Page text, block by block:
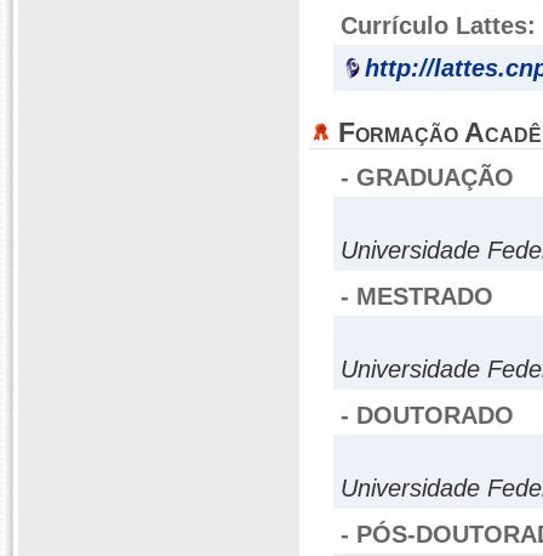
Currículo Lattes:
http://
Formação
- GRADUAÇÃO
Universidade
- MESTRADO
Universidade
- DOUTORADO
Universidade
- PÓS-